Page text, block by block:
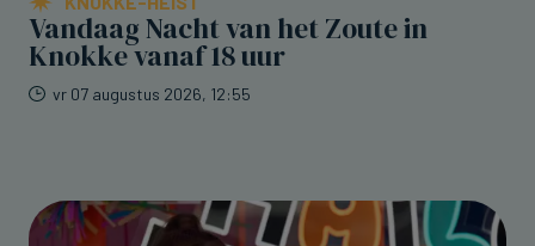
Vandaag Nacht van het Zoute in
Knokke vanaf 18 uur
vr 07 augustus 2026, 12:55